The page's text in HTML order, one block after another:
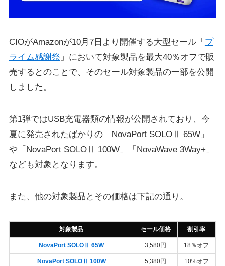
CIOがAmazonが10月7日より開催する大型セール「 プ
ライム感謝祭 」において対象製品を最大40％オフで販
売するとのことで、そのセール対象製品の一部を公開
しました。
第1弾ではUSB充電器類の情報が公開されており、今
夏に発売されたばかりの「NovaPort SOLOⅡ 65W」
や「NovaPort SOLOⅡ 100W」「NovaWave 3Way+」
なども対象となります。
また、他の対象製品とその価格は下記の通り。
対象製品 セール価格 割引率
NovaPort SOLOⅡ 65W 3,580円 18％オフ
NovaPort SOLOⅡ 100W 5,380円 10%オフ